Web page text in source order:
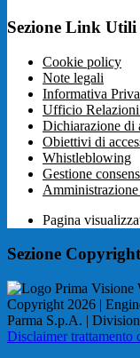
Sezione Link Utili
Cookie policy
Note legali
Informativa
Ufficio
Dichiarazione di
Obiettivi di
Whistleblowing
Gestione
Amministrazione
Pagina
Sezione Copyright
Copyright 2026 |
Parma S.p.A. |
Disclaimer trattamento